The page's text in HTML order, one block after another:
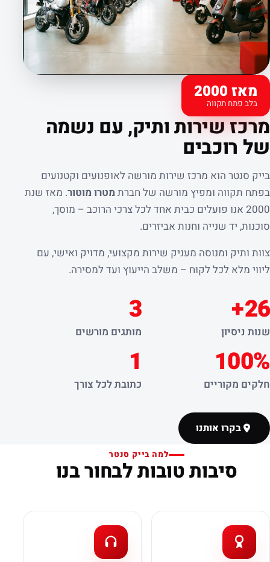
מאז 2000
בלב פתח תקווה
קצת עלינו
מרכז שירות ותיק, עם נשמה
של רוכבים
בייק סנטר הוא מרכז שירות מורשה לאופנועים וקטנועים
בפתח תקווה ומפיץ מורשה של חברת מטרו מוטור. מאז שנת
2000 אנו פועלים כבית אחד לכל צרכי הרוכב – מוסך,
סוכנות, יד שנייה וחנות אביזרים.
צוות ותיק ומנוסה מעניק שירות מקצועי, מדויק ואישי, עם
ליווי מלא לכל לקוח – משלב הייעוץ ועד למסירה.
26+
שנות ניסיון
3
מותגים מורשים
100%
חלקים מקוריים
1
כתובת לכל צורך
בקרו אותנו
למה בייק סנטר
סיבות טובות לבחור בנו